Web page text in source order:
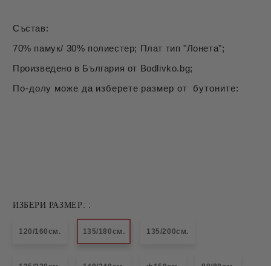
Състав:
70% памук/ 30% полиестер; Плат тип "Лонета";
Произведено в България от Bodlivko.bg;
По-долу може да изберете размер от бутоните:
ИЗБЕРИ РАЗМЕР: :
120/160см. 135/180см. 135/200см.